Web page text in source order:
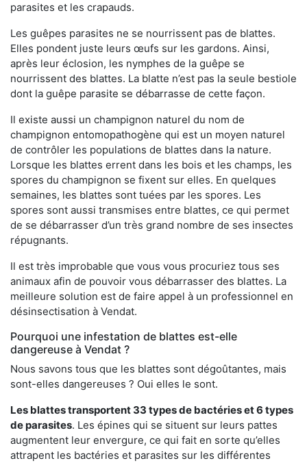
parasites et les crapauds.
Les guêpes parasites ne se nourrissent pas de blattes.
Elles pondent juste leurs œufs sur les gardons. Ainsi,
après leur éclosion, les nymphes de la guêpe se
nourrissent des blattes. La blatte n’est pas la seule bestiole
dont la guêpe parasite se débarrasse de cette façon.
Il existe aussi un champignon naturel du nom de
champignon entomopathogène qui est un moyen naturel
de contrôler les populations de blattes dans la nature.
Lorsque les blattes errent dans les bois et les champs, les
spores du champignon se fixent sur elles. En quelques
semaines, les blattes sont tuées par les spores. Les
spores sont aussi transmises entre blattes, ce qui permet
de se débarrasser d’un très grand nombre de ses insectes
répugnants.
Il est très improbable que vous vous procuriez tous ses
animaux afin de pouvoir vous débarrasser des blattes. La
meilleure solution est de faire appel à un professionnel en
désinsectisation à Vendat.
Pourquoi une infestation de blattes est-elle
dangereuse à Vendat ?
Nous savons tous que les blattes sont dégoûtantes, mais
sont-elles dangereuses ? Oui elles le sont.
Les blattes transportent 33 types de bactéries et 6 types
de parasites. Les épines qui se situent sur leurs pattes
augmentent leur envergure, ce qui fait en sorte qu’elles
attrapent les bactéries et parasites sur les différentes